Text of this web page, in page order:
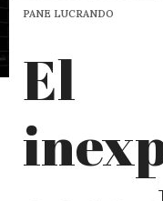
PANE LUCRANDO
El